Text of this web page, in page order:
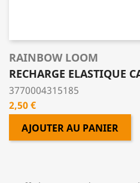
RAINBOW LOOM
RECHARGE ELASTIQUE
3770004315185
Prix
2,50 €
AJOUTER AU PANIER